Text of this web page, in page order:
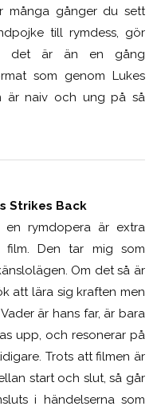
många gånger du sett
till rymdess, gör
det är än en gång
som genom Lukes
är naiv och ung på så
Strikes Back
rymdopera är extra
film. Den tar mig som
Om det så är
att lära sig kraften men
är hans far, är bara
upp, och resonerar på
Trots att filmen är
start och slut, så går
i händelserna som